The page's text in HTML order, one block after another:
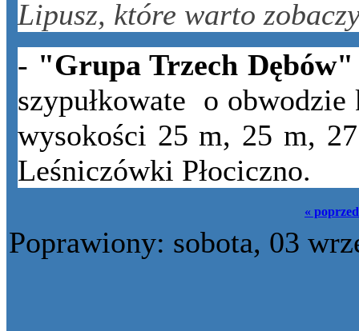
Lipusz, które warto
- "Grupa Trzech
szypułkowate o
wysokości 25 m, 25 m,
Leśniczówki Płociczno.
«
Poprawiony: sobota, 03